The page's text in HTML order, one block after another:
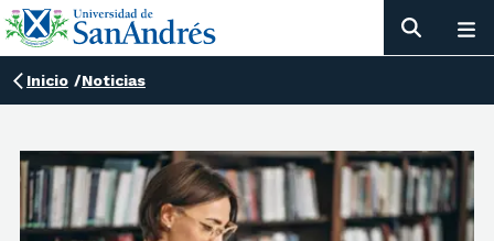
Inicio /Noticias